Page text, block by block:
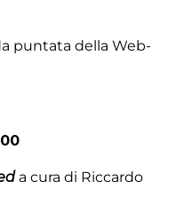
puntata della Web-
a cura di Riccardo